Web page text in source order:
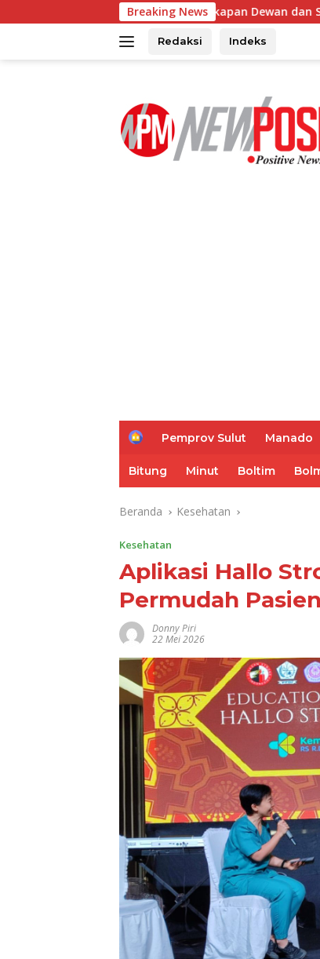
ke
Breaking News
Alat Kelengkapan Dewan dan Sepakati KUA-
Redaksi Indeks
H
e
Pemprov Sulut Manado
Bitung Minut Boltim
Beranda Kesehatan
Kesehatan
Aplikasi Hallo
Permudah
Donny Piri
22 Mei 2026